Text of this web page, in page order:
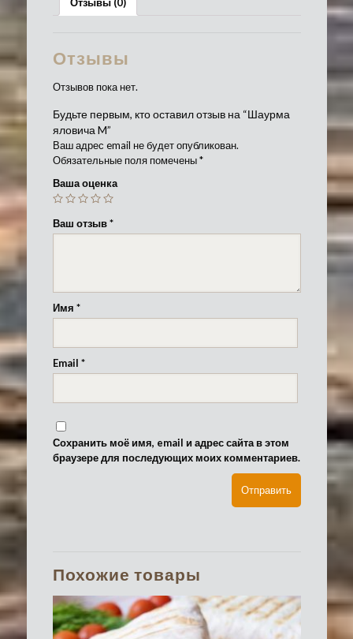
Отзывы
Отзывов пока нет.
Будьте первым, кто оставил отзыв на “Шаурма
яловича M”
Ваш адрес email не будет опубликован.
Обязательные поля помечены*
Ваша оценка
Ваш отзыв*
Имя *
Email *
Сохранить моё имя, email и адрес сайта в этом
браузере для последующих моих комментариев.
Похожие товары